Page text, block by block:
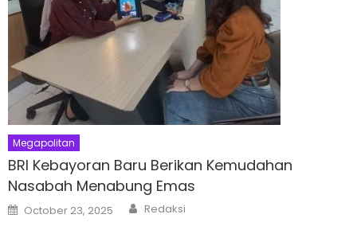
Megapolitan
BRI Kebayoran Baru Berikan Kemudahan
Nasabah Menabung Emas
Posted
on
October 23, 2025 Author
Redaksi